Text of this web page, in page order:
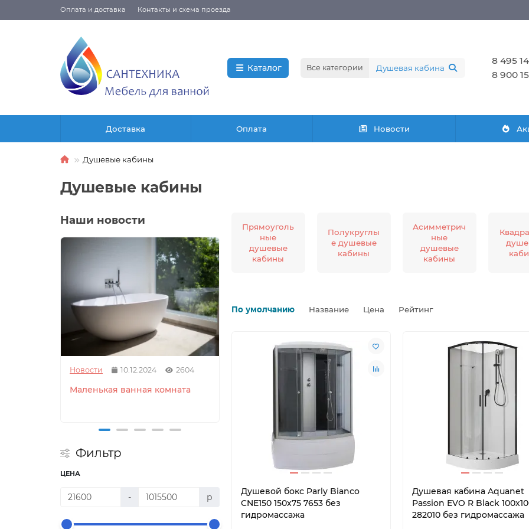
Оплата и доставка Контакты и схема проезда
Каталог Все категории
8 495
8 900
Доставка Оплата Новости
Душевые кабины
Душевые кабины
Наши новости
Новости 10.12.2024 2604
Маленькая ванная комната
26.09.2024
Как выбрать поддон для
04.05.2024
Как вписать душевой
интерьер ванной комнаты
Фильтр
ЦЕНА
- р
Прямоуголь
ные
душевые
кабины
Полукруглы
е душевые
кабины
Асимметрич
ные
душевые
кабины
По умолчанию Название Цена Рейтинг
Душевой бокс Parly Bianco
CNE150 150х75 7653 без
гидромассажа
Душевая кабина Aquanet
Passion EVO R Black
282010 без гидромассажа